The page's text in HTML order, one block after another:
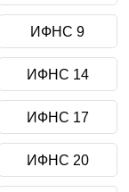
ИФНС 9
ИФНС 14
ИФНС 17
ИФНС 20